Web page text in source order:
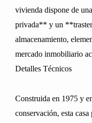
vivienda dispone de
privada** y un
almacenamiento,
mercado inmobiliario
Detalles Técnicos
Construida en 1975 y
conservación, esta